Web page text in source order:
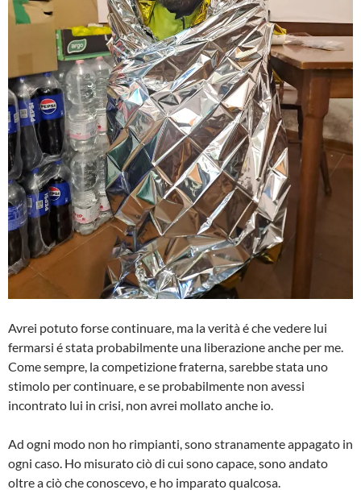
Avrei potuto forse continuare, ma la verità é che vedere lui
fermarsi é stata probabilmente una liberazione anche per me.
Come sempre, la competizione fraterna, sarebbe stata uno
stimolo per continuare, e se probabilmente non avessi
incontrato lui in crisi, non avrei mollato anche io.
Ad ogni modo non ho rimpianti, sono stranamente appagato in
ogni caso. Ho misurato ciò di cui sono capace, sono andato
oltre a ciò che conoscevo, e ho imparato qualcosa.